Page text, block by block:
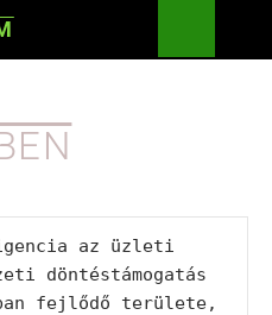
az üzleti
döntéstámogatás
fejlődő területe,